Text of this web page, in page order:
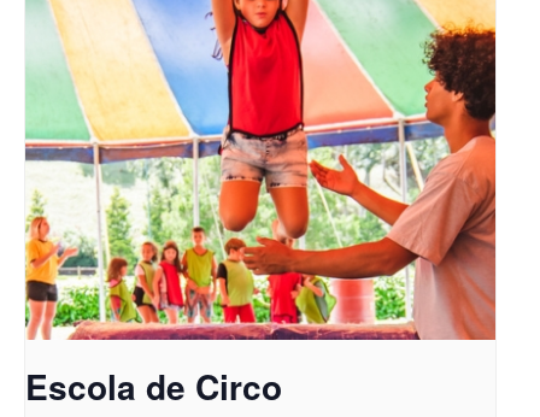
Escola de Circo